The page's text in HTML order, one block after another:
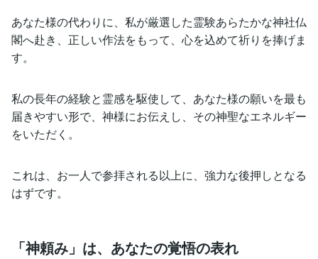
あなた様の代わりに、私が厳選した霊験あらたかな神社仏
閣へ赴き、正しい作法をもって、心を込めて祈りを捧げま
す。
私の長年の経験と霊感を駆使して、あなた様の願いを最も
届きやすい形で、神様にお伝えし、その神聖なエネルギー
をいただく。
これは、お一人で参拝される以上に、強力な後押しとなる
はずです。
「神頼み」は、あなたの覚悟の表れ